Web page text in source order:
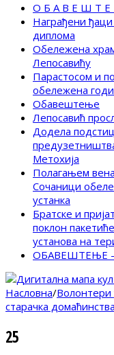
О Б А В Е Ш Т Е
Награђени
диплома
Обележена
Лепосавићу
Парастосом и
обележена
Обавештење
Лепосавић
Додела
Метохија
Полагањем
Сочаници
устанка
Братске и
поклон
установа на
ОБАВЕШТЕЊЕ –
Насловна/Волонтери
старачка домаћинства
25